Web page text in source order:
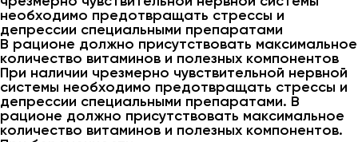
необходимо предотвращать стрессы и
депрессии специальными препаратами
В рационе должно присутствовать максимальное
количество витаминов и полезных компонентов
При наличии чрезмерно чувствительной нервной
системы необходимо предотвращать стрессы и
депрессии специальными препаратами. В
рационе должно присутствовать максимальное
количество витаминов и полезных компонентов.